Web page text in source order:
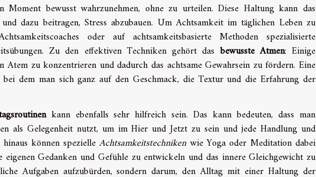
Moment bewusst wahrzunehmen, ohne zu urteilen. Diese Haltung kann das
dazu beitragen, Stress abzubauen. Um Achtsamkeit im täglichen Leben zu
oder auf achtsamkeitsbasierte Methoden spezialisierte
Zu den effektiven Techniken gehört dasbewusste Atmen: Einige
Atem zu konzentrieren und dadurch das achtsame Gewahrsein zu fördern. Eine
dem man sich ganz auf den Geschmack, die Textur und die Erfahrung der
kann ebenfalls sehr hilfreich sein. Das kann bedeuten, dass man
als Gelegenheit nutzt, um im Hier und Jetzt zu sein und jede Handlung und
können spezielleAchtsamkeitstechnikenwie Yoga oder Meditation dabei
Gedanken und Gefühle zu entwickeln und das innere Gleichgewicht zu
Aufgaben aufzubürden, sondern darum, den Alltag mit einer Haltung der